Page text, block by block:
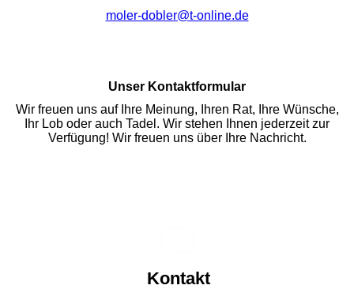
moler-dobler@t-online.de
Unser Kontaktformular
Wir freuen uns auf Ihre Meinung, Ihren Rat, Ihre Wünsche,
Ihr Lob oder auch Tadel. Wir stehen Ihnen jederzeit zur
Verfügung! Wir freuen uns über Ihre Nachricht.
Kontakt